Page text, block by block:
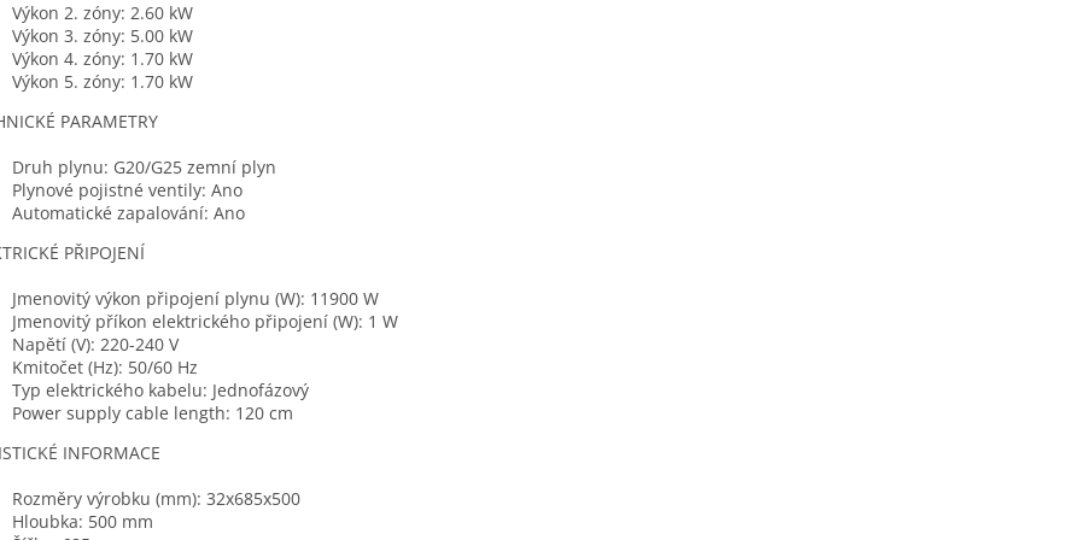
Výkon 2. zóny: 2.60 kW
Výkon 3. zóny: 5.00 kW
Výkon 4. zóny: 1.70 kW
Výkon 5. zóny: 1.70 kW
PARAMETRY
Druh plynu: G20/G25 zemní plyn
Plynové pojistné ventily: Ano
Automatické zapalování: Ano
PŘIPOJENÍ
Jmenovitý výkon připojení plynu (W): 11900 W
Jmenovitý příkon elektrického připojení (W): 1 W
Napětí (V): 220-240 V
Kmitočet (Hz): 50/60 Hz
Typ elektrického kabelu: Jednofázový
Power supply cable length: 120 cm
INFORMACE
Rozměry výrobku (mm): 32x685x500
Hloubka: 500 mm